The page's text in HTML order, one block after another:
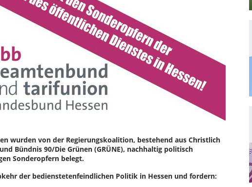
wurden von der Regierungskoalition, bestehend aus Christlich
Bündnis 90/Die Grünen (GRÜNE), nachhaltig politisch
Sonderopfern belegt.
der bedienstetenfeindlichen Politik in Hessen und fordern: